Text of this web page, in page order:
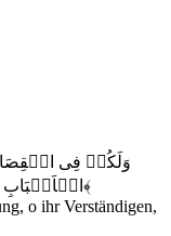
وَلَکُمۡ فِی
الۡاَلۡبَابِ لَعَلَّکُمۡ تَتَّقُوۡنَ ﴿۱۸۰﴾
o ihr Verständigen,